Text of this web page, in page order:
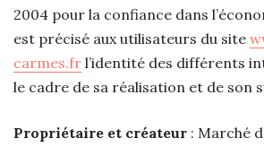
2004 pour la confiance dans
est précisé aux utilisateurs du site
carmes.fr l’identité des différents
le cadre de sa réalisation et de son
Propriétaire et créateur : Marché